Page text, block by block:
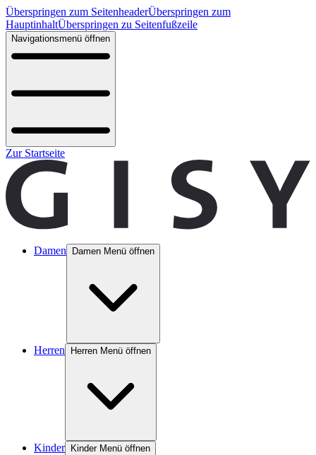
Überspringen zum SeitenheaderÜberspringen zum
HauptinhaltÜberspringen zu Seitenfußzeile
Navigationsmenü öffnen
Zur Startseite
Damen Damen Menü öffnen
Herren Herren Menü öffnen
Kinder Kinder Menü öffnen